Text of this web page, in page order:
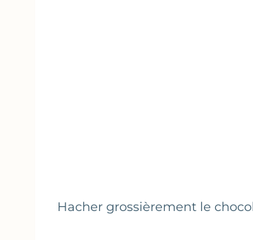
Hacher grossièrement le